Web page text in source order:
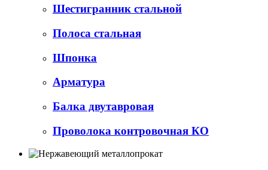
Шестигранник стальной
Полоса стальная
Шпонка
Арматура
Балка двутавровая
Проволока контровочная КО